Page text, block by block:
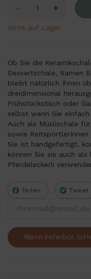
+
Nicht auf Lager
Ob Sie die
Dessertschale, Ramen
bleibt natürlich Ihnen
dreidimensional
Frühstückstisch oder
selbst wenn Sie
Auch als Müslischale
sowie
Sie ist handgefertigt,
können Sie sie auch als
Pferdeleckerli
Teilen Tweet
Wenn lieferbar,